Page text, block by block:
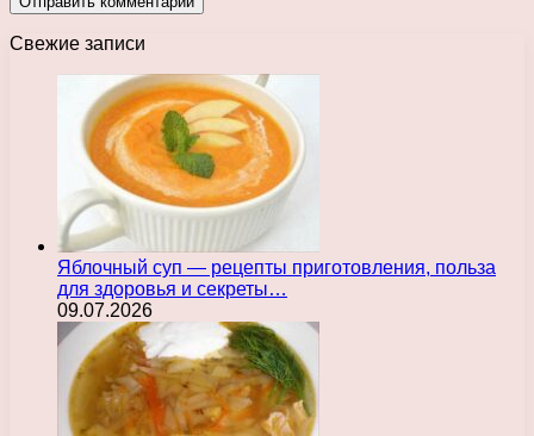
Свежие записи
Яблочный суп — рецепты приготовления, польза
для здоровья и секреты…
09.07.2026